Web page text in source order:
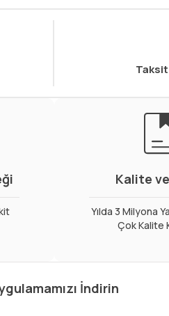
Taksit
Kalite
Yılda 3 Milyona
Çok Kalite
İndirin